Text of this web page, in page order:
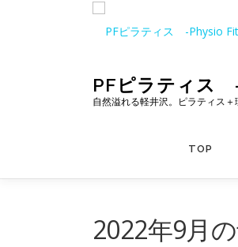
PFピラティス
自然溢れる軽井沢。ピラティス＋
TOP
2022年9月